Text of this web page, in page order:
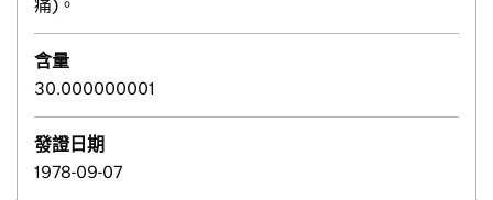
痛)。
含量
30.000000001
發證日期
1978-09-07